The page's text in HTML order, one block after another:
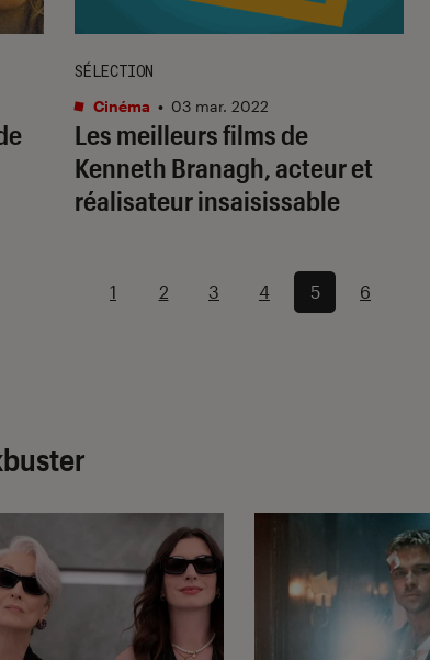
Les meilleurs films de
Kenneth Branagh, acteur et
réalisateur insaisissable
SÉLECTION
Cinéma • 03 mar. 2022
1 2 3 4 5 6